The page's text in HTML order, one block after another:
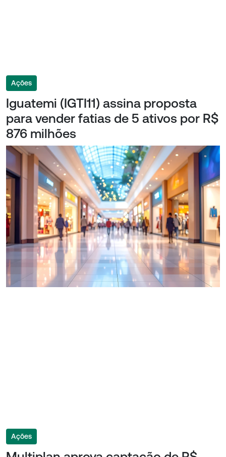
Ações
Iguatemi (IGTI11) assina proposta
para vender fatias de 5 ativos por R$
876 milhões
Ações